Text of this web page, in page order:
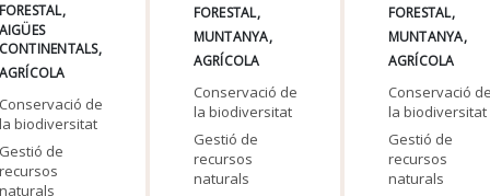
de
biodiversitat
de
FORESTAL
MUNTANYA
AGRÍCOLA
Conservació de
la biodiversitat
Gestió de
recursos
naturals
FORESTAL
MUNTANYA
AGRÍCOLA
Conservació
la biodiversitat
Gestió de
recursos
naturals